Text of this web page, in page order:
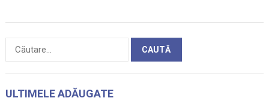
Caută
ULTIMELE ADĂUGATE